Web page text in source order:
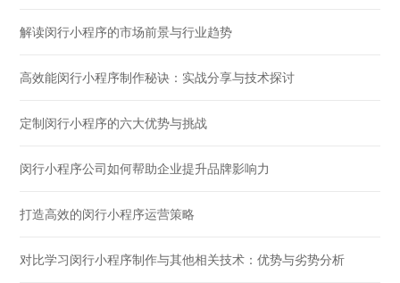
解读闵行小程序的市场前景与行业趋势
高效能闵行小程序制作秘诀：实战分享与技术探讨
定制闵行小程序的六大优势与挑战
闵行小程序公司如何帮助企业提升品牌影响力
打造高效的闵行小程序运营策略
对比学习闵行小程序制作与其他相关技术：优势与劣势分析